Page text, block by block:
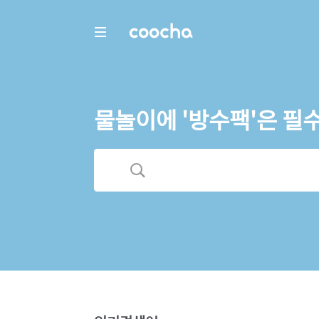
COOCHA
물놀이에 '방수팩'은 필